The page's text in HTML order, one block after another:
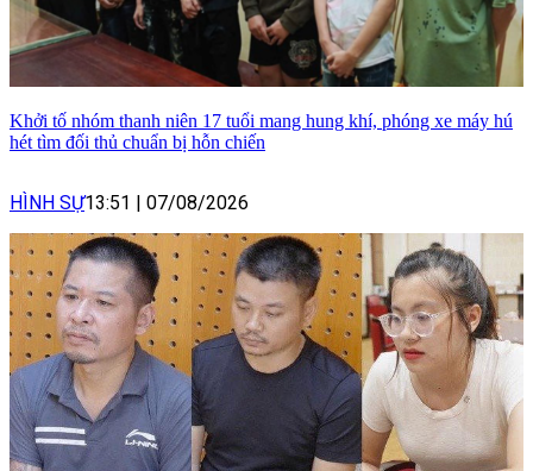
Khởi tố nhóm thanh niên 17 tuổi mang hung khí, phóng xe máy hú
hét tìm đối thủ chuẩn bị hỗn chiến
HÌNH SỰ13:51 | 07/08/2026